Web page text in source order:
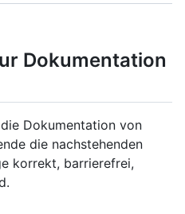
Dokumentation
Dokumentation von
die nachstehenden
korrekt, barrierefrei,